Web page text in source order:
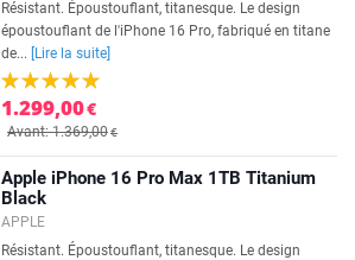
Résistant. Époustouflant, titanesque. Le design
époustouflant de l'iPhone 16 Pro, fabriqué en titane
de...
[Lire la suite]
1.299,00€
Avant: 1.369,00€
Apple iPhone 16 Pro Max 1TB Titanium
Black
APPLE
Résistant. Époustouflant, titanesque. Le design